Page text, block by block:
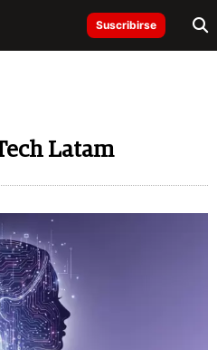
Suscribirse
Latam